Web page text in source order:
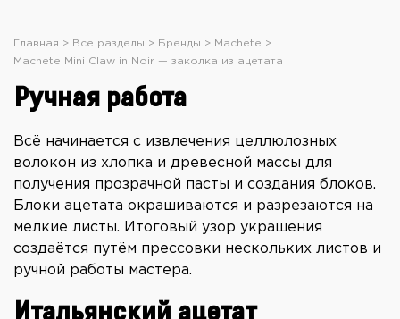
Главная Все разделы Бренды
Machete
Machete Mini Claw in Noir — заколка из ацетата
Ручная работа
Всё начинается с извлечения целлюлозных
волокон из хлопка и древесной массы для
получения прозрачной пасты и создания блоков.
Блоки ацетата окрашиваются и разрезаются на
мелкие листы. Итоговый узор украшения
создаётся путём прессовки нескольких листов и
ручной работы мастера.
Итальянский ацетат